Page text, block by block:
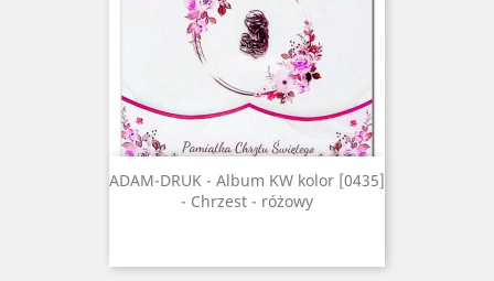
ADAM-DRUK - Album KW kolor [0435]
- Chrzest - różowy